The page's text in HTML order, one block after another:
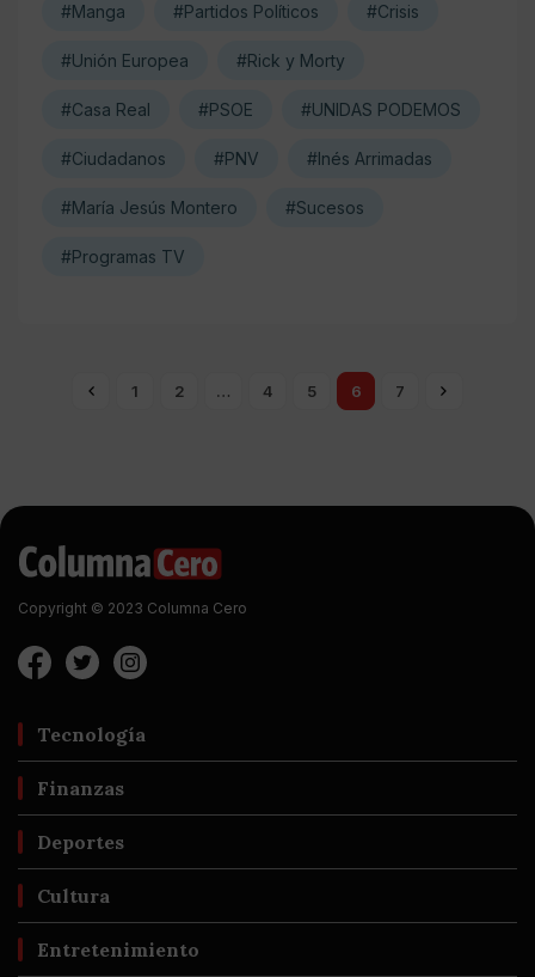
#Manga #Partidos Políticos #Crisis
#Unión Europea #Rick y Morty
#Casa Real #PSOE #UNIDAS PODEMOS
#Ciudadanos #PNV #Inés Arrimadas
#María Jesús Montero #Sucesos
#Programas TV
1 2 … 4 5 6 7
Copyright © 2023 Columna Cero
Tecnología
Finanzas
Deportes
Cultura
Entretenimiento